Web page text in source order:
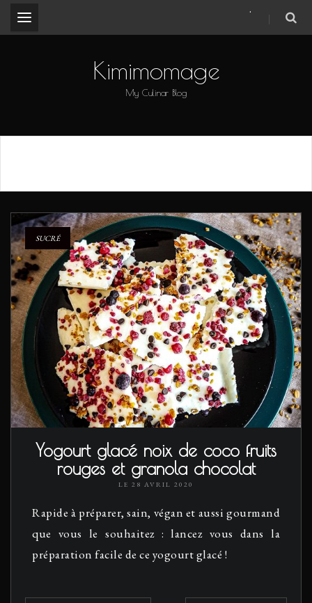
.
Kimimomage
My Culinar Blog
SUCRÉ
Yogourt glacé noix de coco fruits
rouges et granola chocolat
LE 28 AVRIL 2020
Rapide à préparer, sain, végan et aussi gourmand
que vous le souhaitez : lancez vous dans la
préparation facile de ce yogourt glacé !